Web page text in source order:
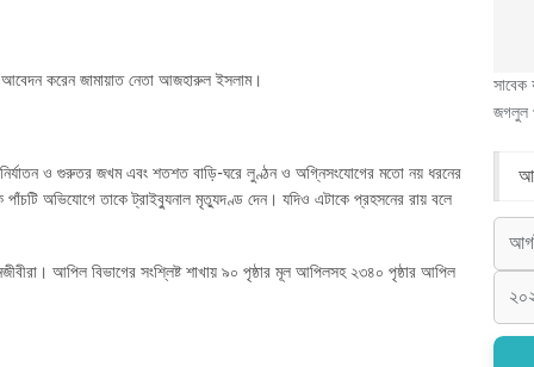
আবেদন করেন জামায়াত নেতা আজহারুল ইসলাম।
ও গুরুতর জখম এবং শতশত বাড়ি-ঘরে লুণ্ঠন ও অগ্নিসংযোগের মতো নয় ধরনের
অভিযোগে তাকে ট্রাইব্যুনাল মৃত্যুদণ্ড দেন। যদিও এটাকে প্রহসনের রায় বলে
আপিল বিভাগের সংশ্লিষ্ট শাখায় ৯০ পৃষ্ঠার মূল আপিলসহ ২৩৪০ পৃষ্ঠার আপিল
সাবেক
জগলুল